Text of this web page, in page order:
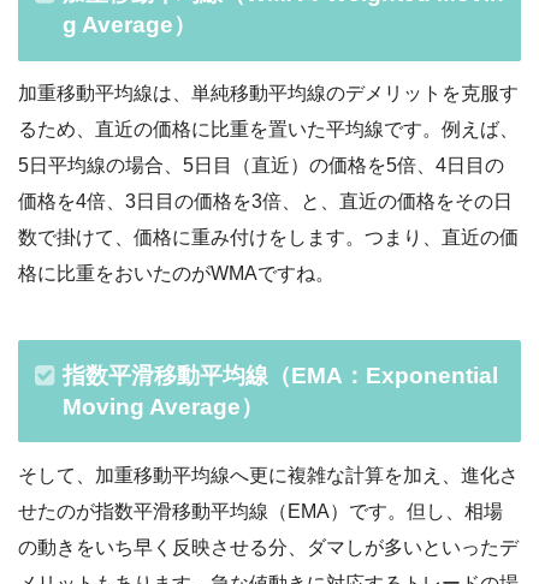
g Average）
加重移動平均線は、単純移動平均線のデメリットを克服す
るため、直近の価格に比重を置いた平均線です。例えば、
5日平均線の場合、5日目（直近）の価格を5倍、4日目の
価格を4倍、3日目の価格を3倍、と、直近の価格をその日
数で掛けて、価格に重み付けをします。つまり、直近の価
格に比重をおいたのがWMAですね。
指数平滑移動平均線（EMA：Exponential
Moving Average）
そして、加重移動平均線へ更に複雑な計算を加え、進化さ
せたのが指数平滑移動平均線（EMA）です。但し、相場
の動きをいち早く反映させる分、ダマしが多いといったデ